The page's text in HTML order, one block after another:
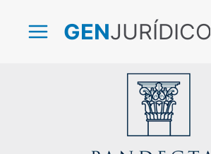
GENJURÍDICO